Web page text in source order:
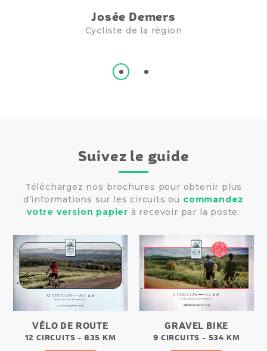
Josée Demers
Cycliste de la région
Suivez le guide
Téléchargez nos brochures pour obtenir plus
d’informations sur les circuits ou commandez
votre version papier à recevoir par la poste.
VÉLO DE ROUTE
12 CIRCUITS - 835 KM
GRAVEL BIKE
9 CIRCUITS - 534 KM